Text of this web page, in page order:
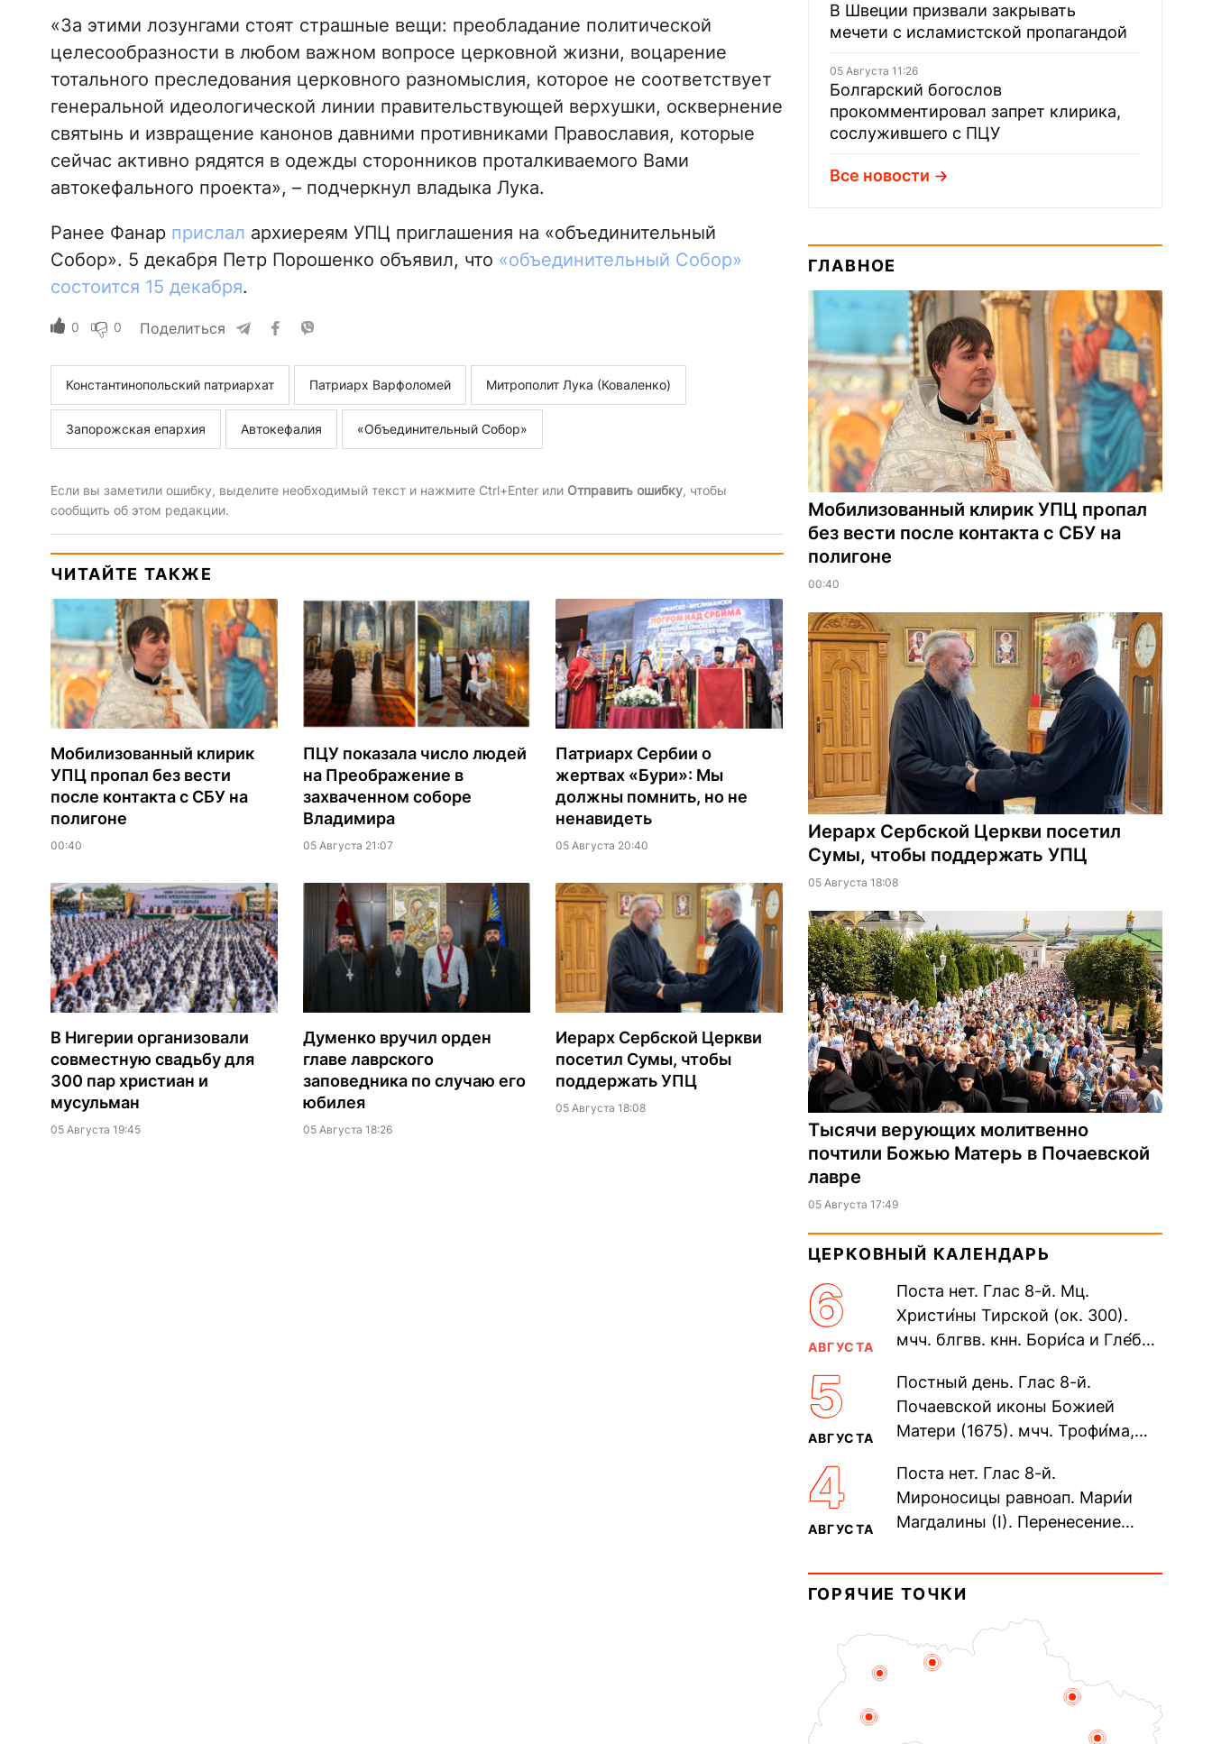
«За этими лозунгами стоят страшные вещи: преобладание политической
целесообразности в любом важном вопросе церковной жизни, воцарение
тотального преследования церковного разномыслия, которое не соответствует
генеральной идеологической линии правительствующей верхушки, осквернение
святынь и извращение канонов давними противниками Православия, которые
сейчас активно рядятся в одежды сторонников проталкиваемого Вами
автокефального проекта», – подчеркнул владыка Лука.
Ранее Фанарприслал архиереям УПЦ приглашения на «объединительный
Собор». 5 декабря Петр Порошенко объявил, что «объединительный Собор»
состоится 15 декабря.
0 0 Поделиться
Константинопольский патриархат Патриарх Варфоломей Митрополит Лука (Коваленко)
Запорожская епархия Автокефалия «Объединительный Собор»
Если вы заметили ошибку, выделите необходимый текст и нажмите Ctrl+Enter или Отправить ошибку, чтобы
сообщить об этом редакции.
ЧИТАЙТЕ ТАКЖЕ
Мобилизованный клирик
УПЦ пропал без вести
после контакта с СБУ на
полигоне
00:40
ПЦУ показала число людей
на Преображение в
захваченном соборе
Владимира
05 Августа 21:07
Патриарх Сербии о
жертвах «Бури»: Мы
должны помнить, но не
ненавидеть
05 Августа 20:40
В Нигерии организовали
совместную свадьбу для
300 пар христиан и
мусульман
05 Августа 19:45
Думенко вручил орден
главе лаврского
заповедника по случаю его
юбилея
05 Августа 18:26
Иерарх Сербской Церкви
посетил Сумы, чтобы
поддержать УПЦ
05 Августа 18:08
В Швеции призвали закрывать
мечети с исламистской пропагандой
05 Августа 11:26
Болгарский богослов
прокомментировал запрет клирика,
сослужившего с ПЦУ
Все новости
ГЛАВНОЕ
Мобилизованный клирик УПЦ пропал
без вести после контакта с СБУ на
полигоне
00:40
Иерарх Сербской Церкви посетил
Сумы, чтобы поддержать УПЦ
05 Августа 18:08
Тысячи верующих молитвенно
почтили Божью Матерь в Почаевской
лавре
05 Августа 17:49
ЦЕРКОВНЫЙ КАЛЕНДАРЬ
6
АВГУСТА
Поста нет. Глас 8-й. Мц.
Христи́ны Тирской (ок. 300).
мчч. блгвв. кнн. Бори́са и Гле́ба,
Дави́да (1015). Прп....
5
АВГУСТА
Постный день. Глас 8-й.
Почаевской иконы Божией
Матери (1675). мчч. Трофи́ма,
мучеников (284–305). прав.
воина Фео́дора...
4
АВГУСТА
Поста нет. Глас 8-й.
Мироносицы равноап. Мари́и
Магдалины (I). Перенесение
Синопского (403–404). Прп.
Корни́лия...
ГОРЯЧИЕ ТОЧКИ